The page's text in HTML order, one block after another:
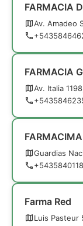
FARMACIA
Av. Amadeo
FARMACIA
Av. Italia
FARMACIMA
Guardias
Farma Red
Luis Pasteur